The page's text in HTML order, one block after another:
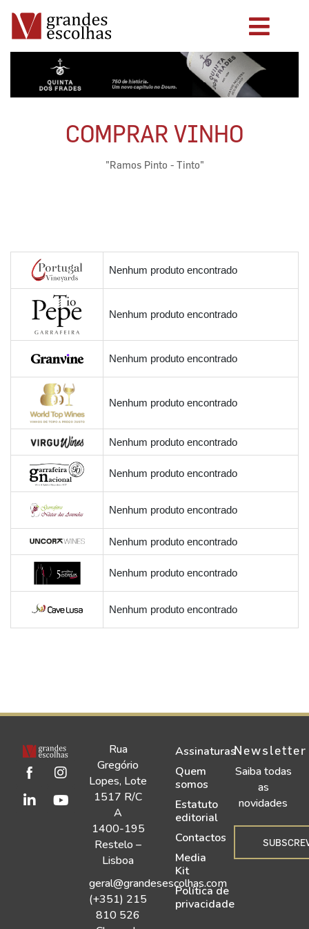
COMPRAR VINHO
"Ramos Pinto - Tinto"
Nenhum produto encontrado
Nenhum produto encontrado
Nenhum produto encontrado
Nenhum produto encontrado
Nenhum produto encontrado
Nenhum produto encontrado
Nenhum produto encontrado
Nenhum produto encontrado
Nenhum produto encontrado
Nenhum produto encontrado
Rua
Gregório
Lopes, Lote
1517 R/C
A
1400-195
Restelo –
Lisboa
geral@grandesescolhas.com
(+351) 215
810 526
Assinaturas
Quem
somos
Estatuto
editorial
Contactos
Media
Kit
Política de
privacidade
Newsletter
Saiba todas
as
novidades